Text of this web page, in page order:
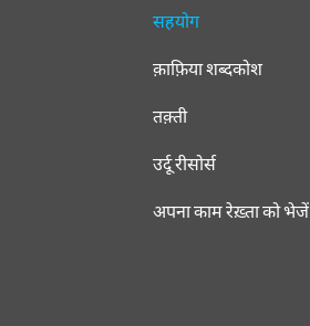
सहयोग
क़ाफ़िया शब्दकोश
तक़्ती
उर्दू रीसोर्स
अपना काम रेख़्ता को भेजें